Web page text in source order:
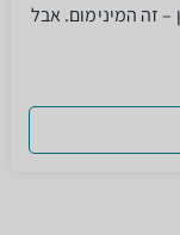
– זה המינימום. אבל